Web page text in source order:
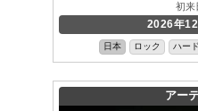
初来
2026年
日本 ロック ハー
アー